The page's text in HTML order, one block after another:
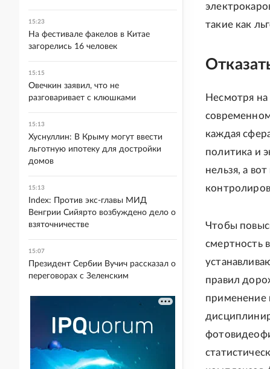
такие как
Несмотря
каждая
политика и
нельзя, а
Чтобы
смертность
правил
применение
15:23
На фестивале факелов в Китае
загорелись 16 человек
15:15
Овечкин заявил, что не
разговаривает с клюшками
15:13
Хуснуллин: В Крыму могут ввести
льготную ипотеку для достройки
домов
15:13
Index: Против экс-главы МИД
Венгрии Сийярто возбуждено дело о
взяточничестве
15:07
Президент Сербии Вучич рассказал о
переговорах с Зеленским